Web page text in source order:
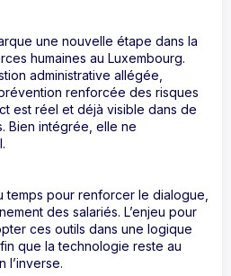
une nouvelle étape dans la
humaines au Luxembourg.
administrative allégée,
renforcée des risques
est réel et déjà visible dans de
Bien intégrée, elle ne
temps pour renforcer le dialogue,
des salariés. L’enjeu pour
ces outils dans une logique
que la technologie reste au
l’inverse.